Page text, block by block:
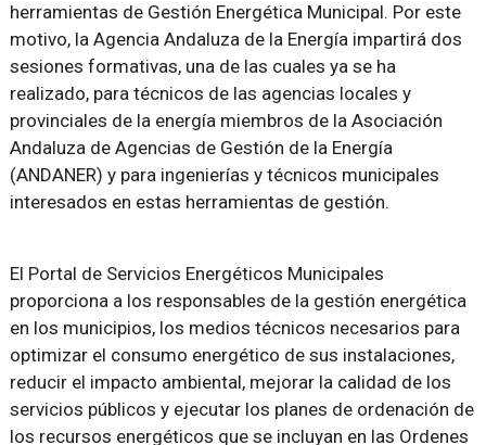
herramientas de Gestión Energética Municipal. Por este
motivo, la Agencia Andaluza de la Energía impartirá dos
sesiones formativas, una de las cuales ya se ha
realizado, para técnicos de las agencias locales y
provinciales de la energía miembros de la Asociación
Andaluza de Agencias de Gestión de la Energía
(ANDANER) y para ingenierías y técnicos municipales
interesados en estas herramientas de gestión.
El Portal de Servicios Energéticos Municipales
proporciona a los responsables de la gestión energética
en los municipios, los medios técnicos necesarios para
optimizar el consumo energético de sus instalaciones,
reducir el impacto ambiental, mejorar la calidad de los
servicios públicos y ejecutar los planes de ordenación de
los recursos energéticos que se incluyan en las Ordenes